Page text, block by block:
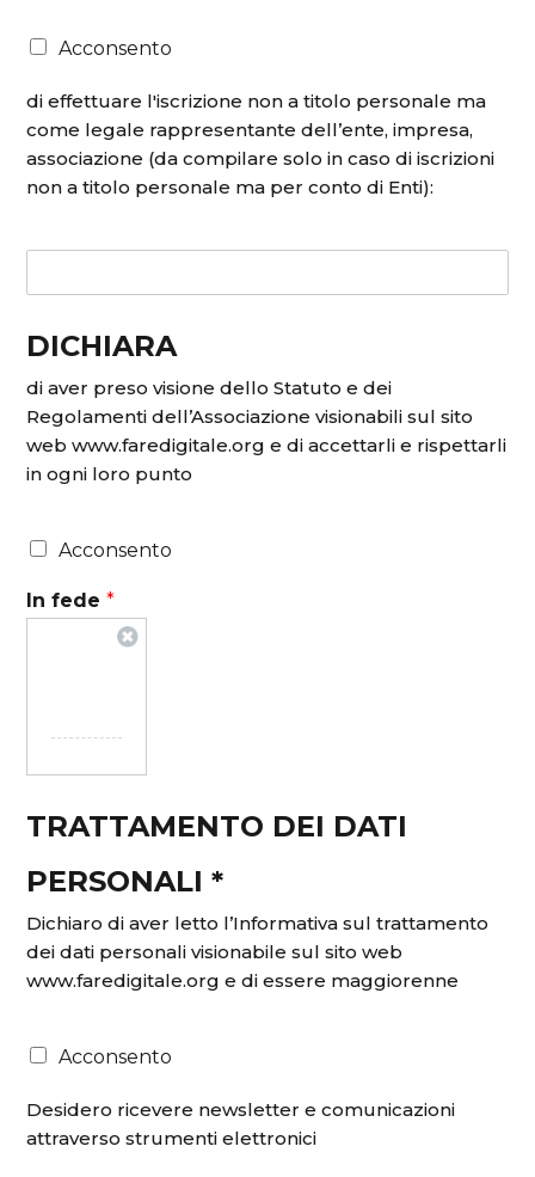
Acconsento
di effettuare l'iscrizione non a titolo personale ma
come legale rappresentante dell’ente, impresa,
associazione (da compilare solo in caso di iscrizioni
non a titolo personale ma per conto di Enti):
DICHIARA
di aver preso visione delloStatuto e dei
Regolamenti dell’Associazione visionabili sul sito
web www.faredigitale.org e di accettarli e rispettarli
in ogni loro punto
Acconsento
In fede*
TRATTAMENTO DEI DATI
PERSONALI *
Dichiaro di aver letto l’Informativa sul trattamento
dei dati personali visionabile sul sito web
www.faredigitale.org e di essere maggiorenne
Acconsento
Desidero ricevere newsletter e comunicazioni
attraverso strumenti elettronici